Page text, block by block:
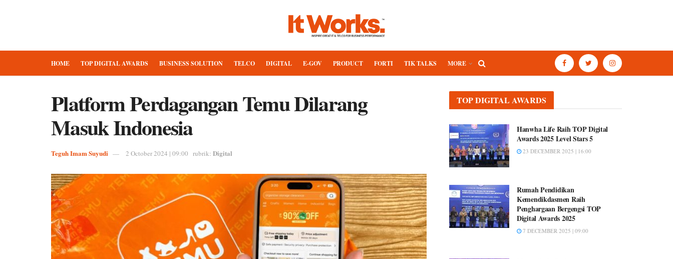
HOME TOP DIGITAL AWARDS BUSINESS SOLUTION TELCO DIGITAL E-GOV PRODUCT FORTI TIK TALKS MORE
Platform Perdagangan Temu Dilarang
Masuk Indonesia
Teguh Imam Suyudi 2 October 2024 | 09:00 rubrik: Digital
TOP DIGITAL AWARDS
Hanwha Life Raih TOP Digital
Awards 2025 Level Stars 5
23 DECEMBER 2025 | 16:00
Rumah Pendidikan
Kemendikdasmen Raih
Penghargaan Bergengsi TOP
Digital Awards 2025
7 DECEMBER 2025 | 09:00